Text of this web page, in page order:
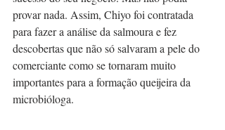
provar nada. Assim, Chiyo foi contratada
para fazer a análise da salmoura e fez
descobertas que não só salvaram a pele do
comerciante como se tornaram muito
importantes para a formação queijeira da
microbióloga.